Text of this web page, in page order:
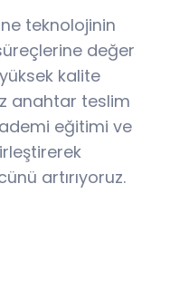
teknolojinin
değer
kalite
anahtar teslim
eğitimi ve
artırıyoruz.